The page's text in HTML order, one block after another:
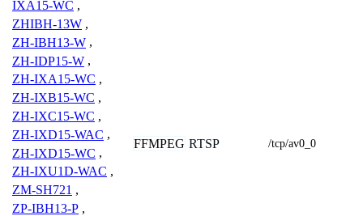
IXA15-WC ,
ZHIBH-13W ,
ZH-IBH13-W ,
ZH-IDP15-W ,
ZH-IXA15-WC ,
ZH-IXB15-WC ,
ZH-IXC15-WC ,
ZH-IXD15-WAC ,
ZH-IXD15-WC ,
ZH-IXU1D-WAC ,
ZM-SH721 ,
ZP-IBH13-P ,
FFMPEG RTSP /tcp/av0_0